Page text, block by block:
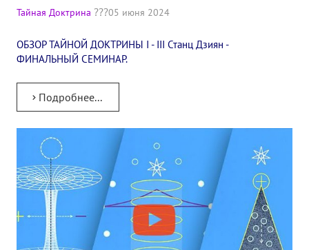
Тайная Доктрина 05 июня 2024
ОБЗОР ТАЙНОЙ ДОКТРИНЫ I - III Станц Дзиян -
ФИНАЛЬНЫЙ СЕМИНАР.
Подробнее...